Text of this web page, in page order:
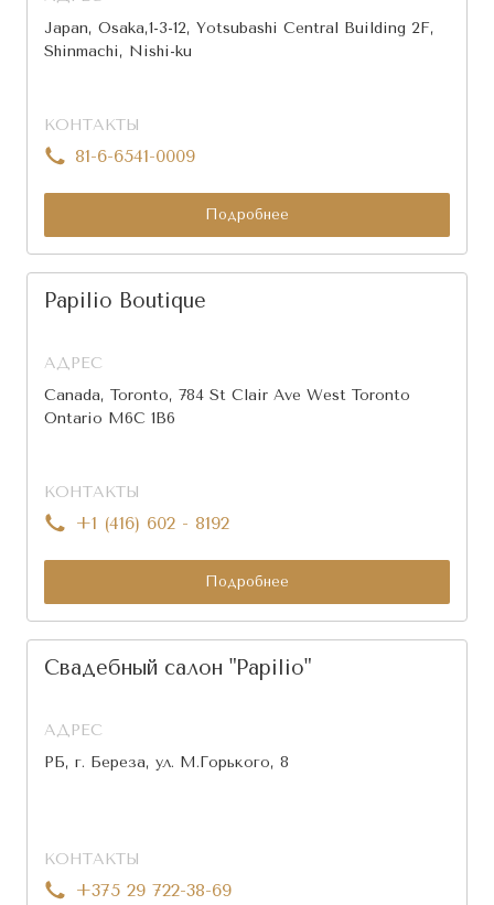
Japan, Osaka,1-3-12, Yotsubashi Central Building 2F,
Shinmachi, Nishi-ku
КОНТАКТЫ
81-6-6541-0009
Подробнее
Papilio Boutique
АДРЕС
Canada, Toronto, 784 St Clair Ave West Toronto
Ontario M6C 1B6
КОНТАКТЫ
+1 (416) 602 - 8192
Подробнее
Свадебный салон "Papilio"
АДРЕС
РБ, г. Береза, ул. М.Горького, 8
КОНТАКТЫ
+375 29 722-38-69